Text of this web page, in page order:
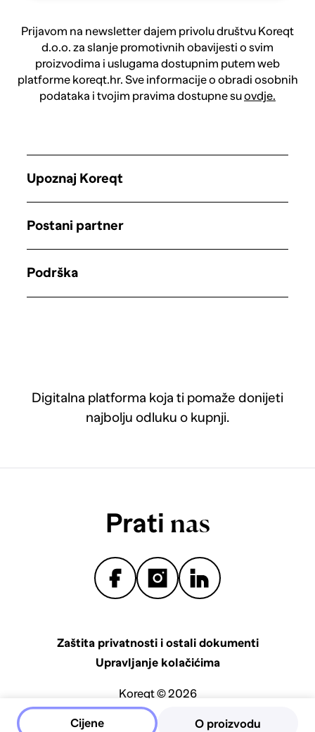
Cijene
Prijavom na newsletter dajem privolu društvu Koreqt
d.o.o. za slanje promotivnih obavijesti o svim
proizvodima i uslugama dostupnim putem web
platforme koreqt.hr. Sve informacije o obradi osobnih
podataka i tvojim pravima dostupne suovdje.
Digitalna platforma koja ti pomaže donijeti
najbolju odluku o kupnji.
Upoznaj Koreqt
Postani partner
Podrška
Prati nas
Zaštita privatnosti i ostali dokumenti
Upravljanje kolačićima
Koreqt © 2026